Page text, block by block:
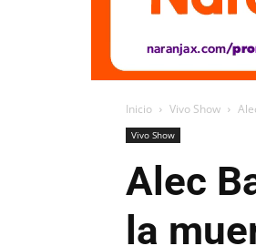
Inicio Vivo Show
Vivo Show
Alec
la